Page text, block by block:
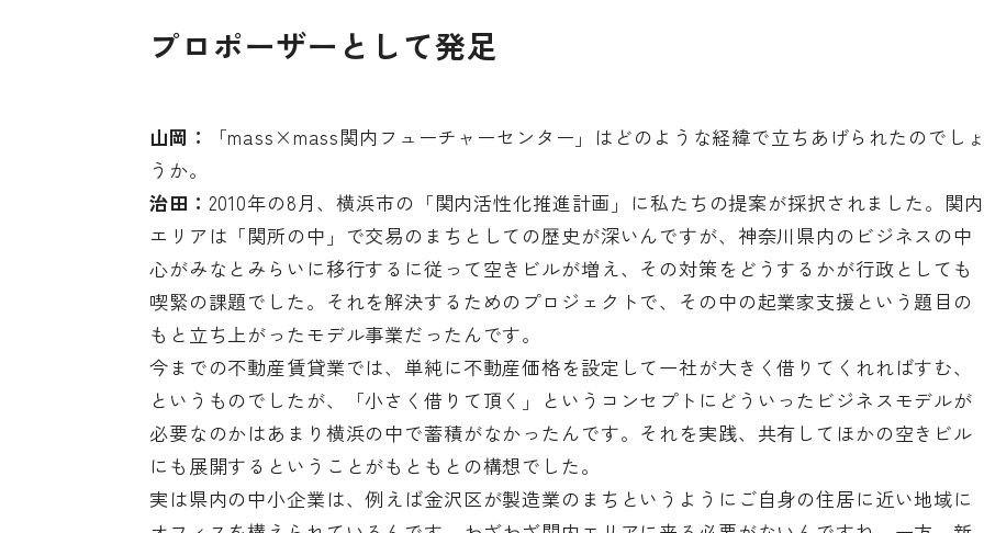
プロポーザーとして発足
山岡：
「mass×mass関内フューチャーセンター」はどのような経緯で立ちあげられたのでし
うか。
治田： 2010年の8月、横浜市の「関内活性化推進計画」に私たちの提案が採択されました。関内
エリアは「関所の中」で交易のまちとしての歴史が深いんですが、神奈川県内のビジネスの中
心がみなとみらいに移行するに従って空きビルが増え、その対策をどうするかが行政としても
喫緊の課題でした。それを解決するためのプロジェクトで、その中の起業家支援という題目の
もと立ち上がったモデル事業だったんです。
今までの不動産賃貸業では、単純に不動産価格を設定して一社が大きく借りてくれればすむ、
というものでしたが、「小さく借りて頂く」というコンセプトにどういったビジネスモデルが
必要なのかはあまり横浜の中で蓄積がなかったんです。それを実践、共有してほかの空きビル
にも展開するということがもともとの構想でした。
実は県内の中小企業は、例えば金沢区が製造業のまちというようにご自身の住居に近い地域に